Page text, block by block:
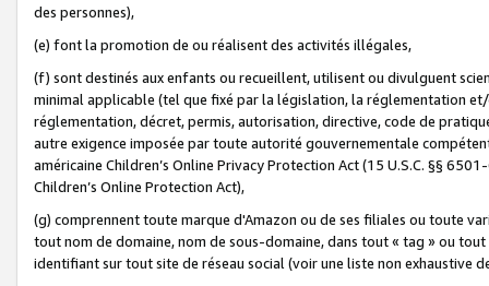
des personnes),
(e) font la promotion de ou réalisent des activités illégales,
(f) sont destinés aux enfants ou recueillent, utilisent ou divulguent
minimal applicable (tel que fixé par la législation, la réglementation
réglementation, décret, permis, autorisation, directive, code de
autre exigence imposée par toute autorité gouvernementale
américaine Children’s Online Privacy Protection Act (15 U.S.C. §§
Children’s Online Protection Act),
(g) comprennent toute marque d'Amazon ou de ses filiales ou toute
tout nom de domaine, nom de sous-domaine, dans tout « tag » ou
identifiant sur tout site de réseau social (voir une liste non exhaustive